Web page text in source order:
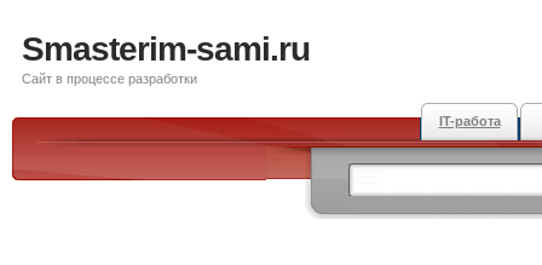
Smasterim-sami.ru
Сайт в процессе разработки
IT-работа